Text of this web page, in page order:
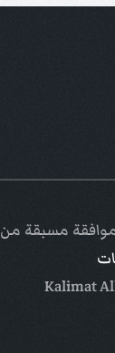
مسبقة من